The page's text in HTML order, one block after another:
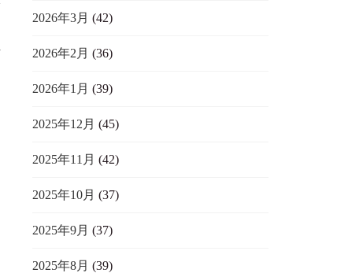
2026年3月 (42)
2026年2月 (36)
2026年1月 (39)
2025年12月 (45)
2025年11月 (42)
2025年10月 (37)
2025年9月 (37)
2025年8月 (39)